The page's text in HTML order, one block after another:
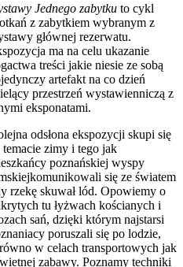
Jednego zabytku to cykl
z zabytkiem wybranym z
głównej rezerwatu.
ma na celu ukazanie
treści jakie niesie ze sobą
artefakt na co dzień
przestrzeń wystawienniczą z
eksponatami.
odsłona ekspozycji skupi się
temacie zimy i tego jak
poznańskiej wyspy
się ze światem
rzekę skuwał lód. Opowiemy o
tu łyżwach kościanych i
sań, dzięki którym najstarsi
poruszali się po lodzie,
w celach transportowych jak
zabawy. Poznamy techniki